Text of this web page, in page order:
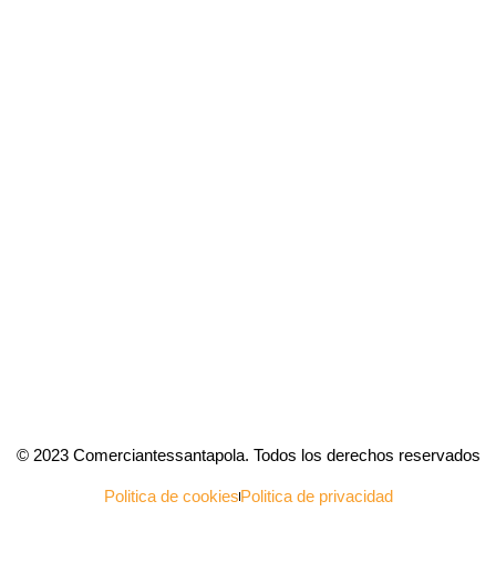
© 2023 Comerciantessantapola. Todos los derechos reservados
Politica de cookiesPolitica de privacidad